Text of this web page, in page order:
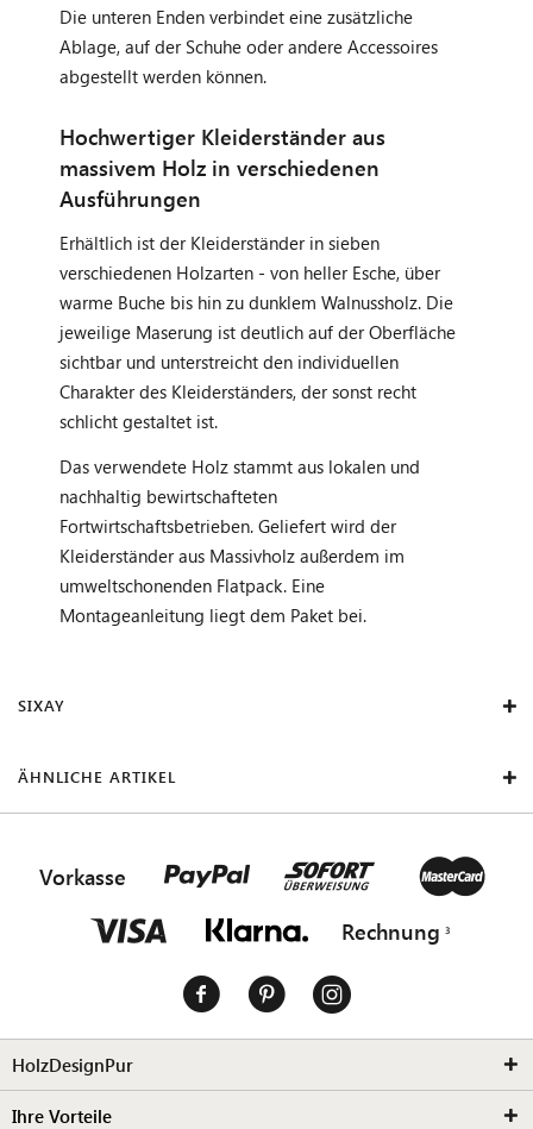
Die unteren Enden verbindet eine zusätzliche
Ablage, auf der Schuhe oder andere Accessoires
abgestellt werden können.
Hochwertiger Kleiderständer aus
massivem Holz in verschiedenen
Ausführungen
Erhältlich ist der Kleiderständer in sieben
verschiedenen Holzarten - von heller Esche, über
warme Buche bis hin zu dunklem Walnussholz. Die
jeweilige Maserung ist deutlich auf der Oberfläche
sichtbar und unterstreicht den individuellen
Charakter des Kleiderständers, der sonst recht
schlicht gestaltet ist.
Das verwendete Holz stammt aus lokalen und
nachhaltig bewirtschafteten
Fortwirtschaftsbetrieben. Geliefert wird der
Kleiderständer aus Massivholz außerdem im
umweltschonenden Flatpack. Eine
Montageanleitung liegt dem Paket bei.
SIXAY
ÄHNLICHE ARTIKEL
Vorkasse
Rechnung
HolzDesignPur
Ihre Vorteile